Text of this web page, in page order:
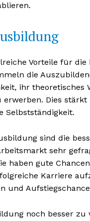
Vorteile für
die
ihr
erwerben. Dies
Selbstständigkeit.
sind die
sehr
haben gute
Karriere
und
noch besser